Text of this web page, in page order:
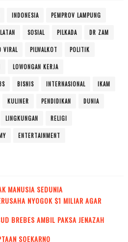
INDONESIA PEMPROV LAMPUNG
SOSIAL PILKADA DR ZAM
VIRAL PILWALKOT POLITIK
LOWONGAN KERJA
BISNIS INTERNASIONAL IKAM
KULINER PENDIDIKAN DUNIA
LINGKUNGAN RELIGI
ENTERTAINMENT
MANUSIA SEDUNIA
NYOGOK $1 MILIAR AGAR
BREBES AMBIL PAKSA JENAZAH
SOEKARNO